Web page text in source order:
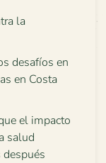
la
desafíos en
en Costa
el impacto
salud
después